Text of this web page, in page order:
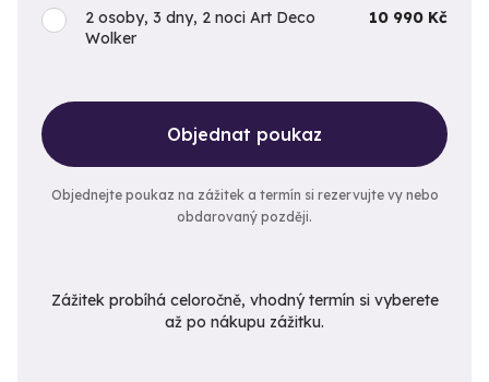
2 osoby, 3 dny, 2 noci Art Deco
Wolker
10 990 Kč
Objednat poukaz
Objednejte poukaz na zážitek a termín si rezervujte vy nebo
obdarovaný později.
Zážitek probíhá celoročně, vhodný termín si vyberete
až po nákupu zážitku.